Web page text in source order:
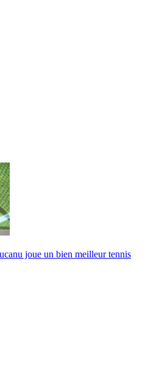
joue un bien meilleur tennis